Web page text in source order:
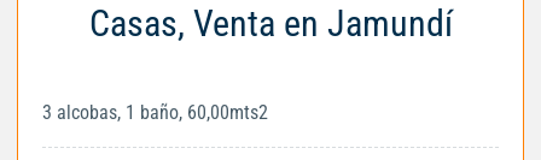
Casas, Venta en Jamundí
3 alcobas, 1 baño, 60,00mts2